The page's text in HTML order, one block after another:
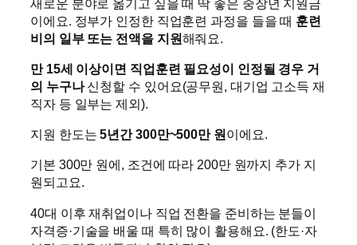
이에요. 정부가 인정한 직업훈련 과정을 들을 때 훈련
비의 일부 또는 전액을 지원해줘요.
만 15세 이상이면 직업훈련 필요성이 인정될 경우 거
의 누구나신청할 수 있어요(공무원, 대기업 고소득 재
직자 등 일부는 제외).
지원 한도는5년간 300만~500만 원이에요.
기본 300만 원에, 조건에 따라 200만 원까지 추가 지
원되고요.
40대 이후 재취업이나 직업 전환을 준비하는 분들이
자격증·기술을 배울 때 특히 많이 활용해요. (한도·자